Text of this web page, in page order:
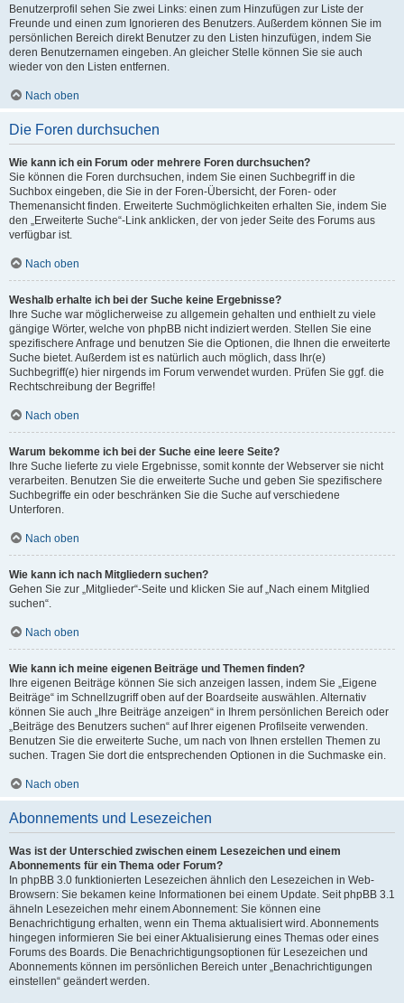
Benutzerprofil sehen Sie zwei Links: einen zum Hinzufügen zur Liste der
Freunde und einen zum Ignorieren des Benutzers. Außerdem können Sie im
persönlichen Bereich direkt Benutzer zu den Listen hinzufügen, indem Sie
deren Benutzernamen eingeben. An gleicher Stelle können Sie sie auch
wieder von den Listen entfernen.
Nach oben
Die Foren durchsuchen
Wie kann ich ein Forum oder mehrere Foren durchsuchen?
Sie können die Foren durchsuchen, indem Sie einen Suchbegriff in die
Suchbox eingeben, die Sie in der Foren-Übersicht, der Foren- oder
Themenansicht finden. Erweiterte Suchmöglichkeiten erhalten Sie, indem Sie
den „Erweiterte Suche“-Link anklicken, der von jeder Seite des Forums aus
verfügbar ist.
Nach oben
Weshalb erhalte ich bei der Suche keine Ergebnisse?
Ihre Suche war möglicherweise zu allgemein gehalten und enthielt zu viele
gängige Wörter, welche von phpBB nicht indiziert werden. Stellen Sie eine
spezifischere Anfrage und benutzen Sie die Optionen, die Ihnen die erweiterte
Suche bietet. Außerdem ist es natürlich auch möglich, dass Ihr(e)
Suchbegriff(e) hier nirgends im Forum verwendet wurden. Prüfen Sie ggf. die
Rechtschreibung der Begriffe!
Nach oben
Warum bekomme ich bei der Suche eine leere Seite?
Ihre Suche lieferte zu viele Ergebnisse, somit konnte der Webserver sie nicht
verarbeiten. Benutzen Sie die erweiterte Suche und geben Sie spezifischere
Suchbegriffe ein oder beschränken Sie die Suche auf verschiedene
Unterforen.
Nach oben
Wie kann ich nach Mitgliedern suchen?
Gehen Sie zur „Mitglieder“-Seite und klicken Sie auf „Nach einem Mitglied
suchen“.
Nach oben
Wie kann ich meine eigenen Beiträge und Themen finden?
Ihre eigenen Beiträge können Sie sich anzeigen lassen, indem Sie „Eigene
Beiträge“ im Schnellzugriff oben auf der Boardseite auswählen. Alternativ
können Sie auch „Ihre Beiträge anzeigen“ in Ihrem persönlichen Bereich oder
„Beiträge des Benutzers suchen“ auf Ihrer eigenen Profilseite verwenden.
Benutzen Sie die erweiterte Suche, um nach von Ihnen erstellen Themen zu
suchen. Tragen Sie dort die entsprechenden Optionen in die Suchmaske ein.
Nach oben
Abonnements und Lesezeichen
Was ist der Unterschied zwischen einem Lesezeichen und einem
Abonnements für ein Thema oder Forum?
In phpBB 3.0 funktionierten Lesezeichen ähnlich den Lesezeichen in Web-
Browsern: Sie bekamen keine Informationen bei einem Update. Seit phpBB 3.1
ähneln Lesezeichen mehr einem Abonnement: Sie können eine
Benachrichtigung erhalten, wenn ein Thema aktualisiert wird. Abonnements
hingegen informieren Sie bei einer Aktualisierung eines Themas oder eines
Forums des Boards. Die Benachrichtigungsoptionen für Lesezeichen und
Abonnements können im persönlichen Bereich unter „Benachrichtigungen
einstellen“ geändert werden.